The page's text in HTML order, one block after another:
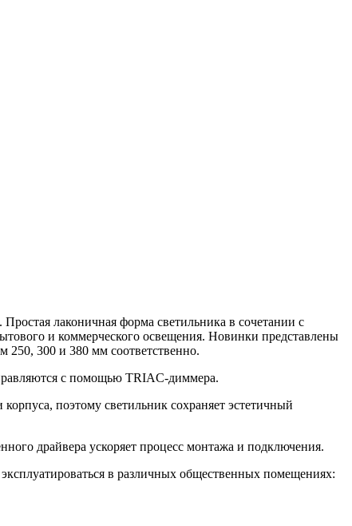
лаконичная форма светильника в сочетании с
и коммерческого освещения. Новинки представлены
300 и 380 мм соответственно.
с помощью TRIAC-диммера.
поэтому светильник сохраняет эстетичный
драйвера ускоряет процесс монтажа и подключения.
в различных общественных помещениях: